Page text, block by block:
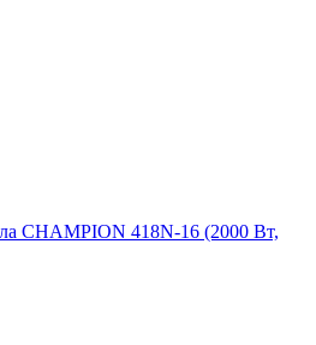
CHAMPION 418N-16 (2000 Вт,